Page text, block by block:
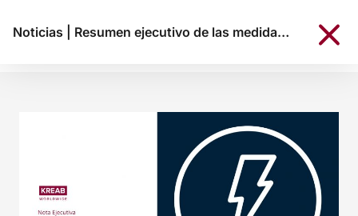
Noticias Resumen ejecutivo de las medidas para la gestión de la crisis de precios de la energía